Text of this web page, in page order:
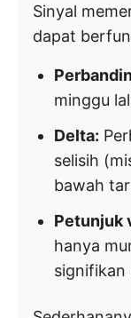
Sinyal
dapat
minggu
Delta:
selisih
bawah
Petunjuk
hanya
signifikan